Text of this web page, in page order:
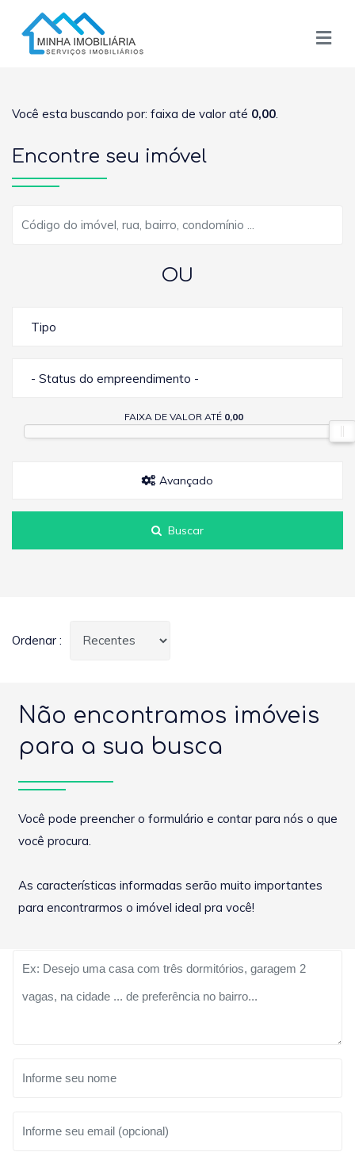
Você esta buscando por: faixa de valor até 0,00.
Encontre seu imóvel
OU
Tipo
- Status do empreendimento -
FAIXA DE VALOR ATÉ 0,00
Avançado
Buscar
Ordenar :
Não encontramos imóveis
para a sua busca
Você pode preencher o formulário e contar para nós o que
você procura.
As características informadas serão muito importantes
para encontrarmos o imóvel ideal pra você!